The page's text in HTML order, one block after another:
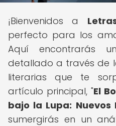
¡Bienvenidos a
perfecto para los
Aquí encontrarás
detallado a través de
literarias que te
artículo principal, "El
bajo la Lupa: Nuevos
sumergirás en un